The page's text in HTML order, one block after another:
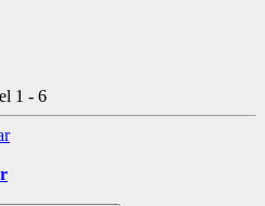
1 - 6